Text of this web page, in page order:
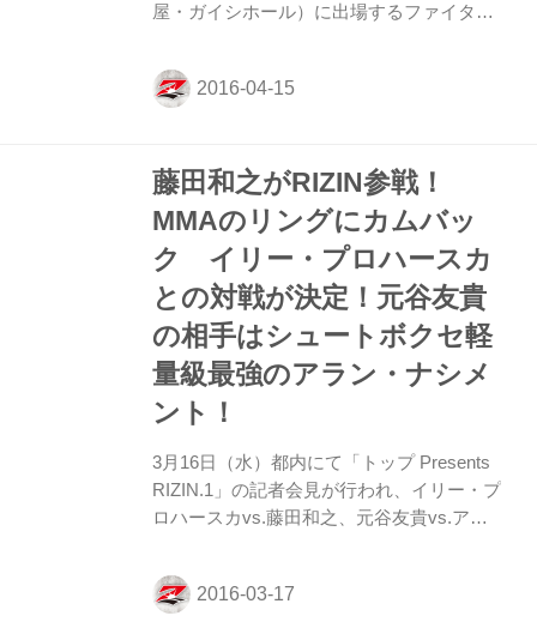
屋・ガイシホール）に出場するファイター
意気込みなどを語ってもらった。 ◼︎悠矢
「キックボクシングルールならダントツで
シングルール 60kg契約）vs 祐毅 悠矢
「RIZINはいま日本で一番盛り上がってる
格闘技のイベントだと思います。出ている
選手もそうですし、凄く華もあるし、注目
度もある舞台ですね。だから今回はめちゃ
くちゃチャンスだと思っています。もちろ
ん総合がメインの大会です...
藤田和之がRIZIN参戦！
MMAのリングにカムバッ
ク イリー・プロハースカ
との対戦が決定！元谷友貴
の相手はシュートボクセ軽
量級最強のアラン・ナシメ
ント！
3月16日（水）都内にて「トップ Presents
RIZIN.1」の記者会見が行われ、イリー・プ
ロハースカvs.藤田和之、元谷友貴vs.アラ
チ2カードが発表された。 会見ではまず、
髙田延彦RIZIN統括本部長が対戦カードを